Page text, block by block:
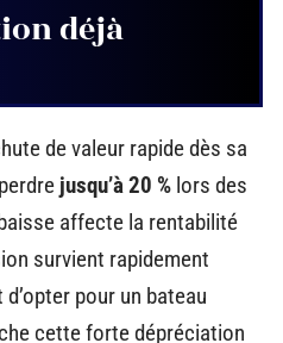
déjà
de valeur rapide dès sa
jusqu’à 20 % lors des
affecte la rentabilité
survient rapidement
pour un bateau
cette forte dépréciation